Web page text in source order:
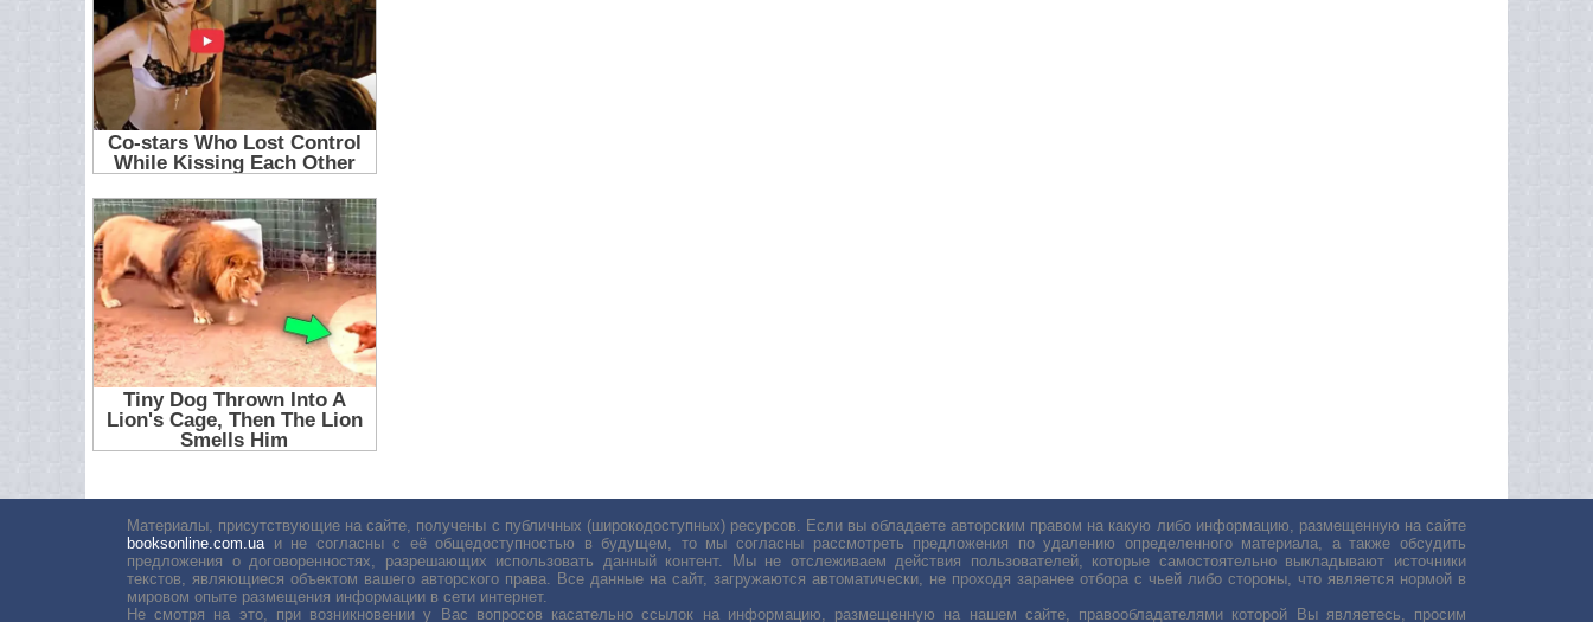
Материалы, присутствующие на сайте, получены с публичных (широкодоступных) ресурсов. Если вы обладаете авторским правом на какую либо информацию, размещенную на сайте
booksonline.com.ua и не согласны с её общедоступностью в будущем, то мы согласны рассмотреть предложения по удалению определенного материала, а также обсудить
предложения о договоренностях, разрешающих использовать данный контент. Мы не отслеживаем действия пользователей, которые самостоятельно выкладывают источники
текстов, являющиеся объектом вашего авторского права. Все данные на сайт, загружаются автоматически, не проходя заранее отбора с чьей либо стороны, что является нормой в
мировом опыте размещения информации в сети интернет.
Не смотря на это, при возникновении у Вас вопросов касательно ссылок на информацию, размещенную на нашем сайте, правообладателями которой Вы являетесь, просим